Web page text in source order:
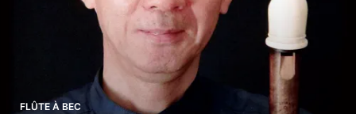
FLÛTE À BEC